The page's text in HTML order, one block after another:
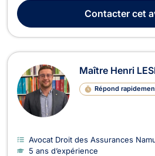
et en droit du roulage. Maître
master en droit à finalité spécialis...
Contactercet
Maître Henri
Répond
Avocat Droit des Assurances
5 ans d’expérience